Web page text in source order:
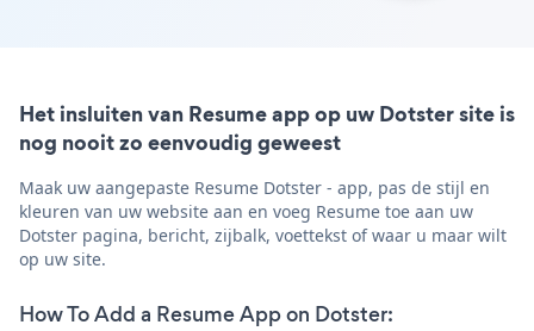
Het insluiten van Resume app op uw Dotster site is
nog nooit zo eenvoudig geweest
Maak uw aangepaste Resume Dotster - app, pas de stijl en
kleuren van uw website aan en voeg Resume toe aan uw
Dotster pagina, bericht, zijbalk, voettekst of waar u maar wilt
op uw site.
How To Add a Resume App on Dotster: